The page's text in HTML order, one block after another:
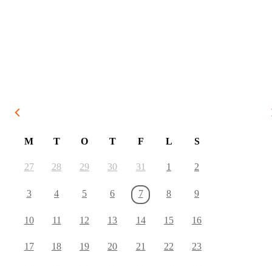
M T O T F L S
27 28 29 30 31 1 2
3 4 5 6 7 8 9
10 11 12 13 14 15 16
17 18 19 20 21 22 23